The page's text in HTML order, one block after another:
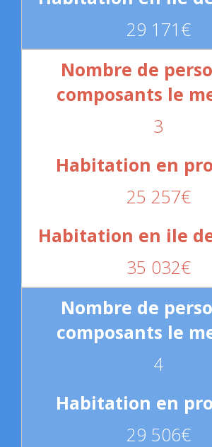
29 171€
3
25 257€
35 032€
4
29 506€